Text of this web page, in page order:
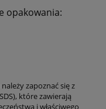
opakowania:
zapoznać się z
które zawierają
i właściwego